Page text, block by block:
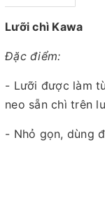
Lưỡi chì Kawa
Đặc điểm:
- Lưỡi được làm
neo sẵn chì trên
- Nhỏ gọn, dùng
- Hitalure lưỡi